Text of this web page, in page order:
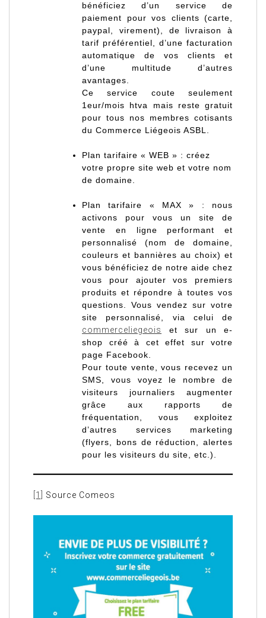
bénéficiez d’un service de
paiement pour vos clients (carte,
paypal, virement), de livraison à
tarif préférentiel, d’une facturation
automatique de vos clients et
d’une multitude d’autres
avantages.
Ce service coute seulement
1eur/mois htva mais reste gratuit
pour tous nos membres cotisants
du Commerce Liégeois ASBL.
Plan tarifaire « WEB » : créez
votre propre site web et votre nom
de domaine.
Plan tarifaire « MAX » : nous
activons pour vous un site de
vente en ligne performant et
personnalisé (nom de domaine,
couleurs et bannières au choix) et
vous bénéficiez de notre aide chez
vous pour ajouter vos premiers
produits et répondre à toutes vos
questions. Vous vendez sur votre
site personnalisé, via celui de
commerceliegeois
et sur un e-
shop créé à cet effet sur votre
page Facebook.
Pour toute vente, vous recevez un
SMS, vous voyez le nombre de
visiteurs journaliers augmenter
grâce aux rapports de
fréquentation, vous exploitez
d’autres services marketing
(flyers, bons de réduction, alertes
pour les visiteurs du site, etc.).
[1] Source Comeos